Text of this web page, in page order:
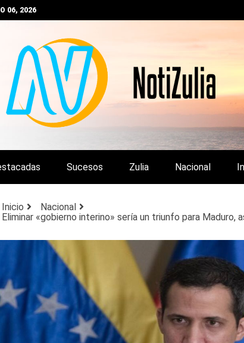
06, 2026
DEL ZULIA, VENEZUELA Y DE
Sucesos Zulia Nacional
Inicio
Nacional
Eliminar «gobierno interino» sería un triunfo para Maduro,